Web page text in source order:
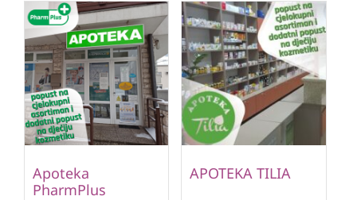
Apoteka
PharmPlus
APOTEKA TILIA